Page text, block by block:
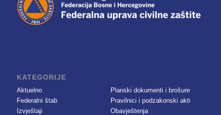
KATEGORIJE
Aktuelno
Federalni štab
Izvještaji
Planski dokumenti i brošure
Pravilnici i podzakonski akti
Obavještenja